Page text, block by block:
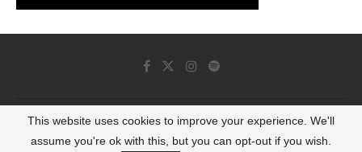
© 2022 - Luminous Dash All Rights Reserved
This website uses cookies to improve your experience. We'll
assume you're ok with this, but you can opt-out if you wish.